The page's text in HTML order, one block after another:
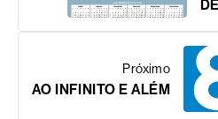
Próximo
AO INFINITO E ALÉM